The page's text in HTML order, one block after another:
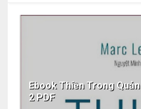
Ebook Thiền Trong
2 PDF